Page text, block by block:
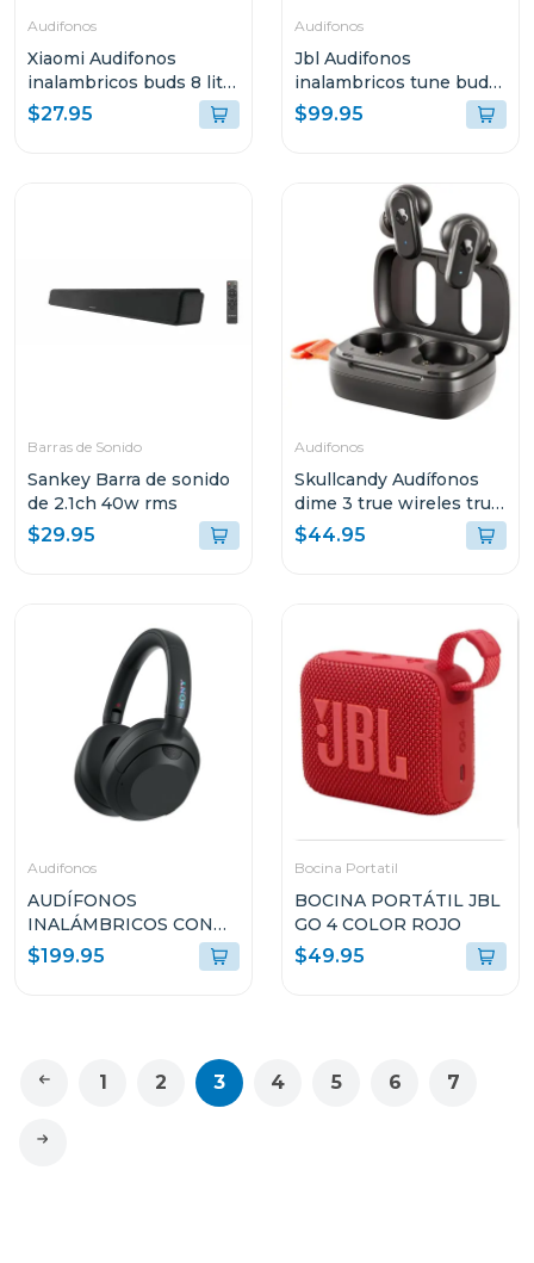
Audifonos
Xiaomi Audifonos
inalambricos buds 8 lite
negro 2539e1n
$27.95
Audifonos
Jbl Audifonos
inalambricos tune buds
2 bluetooth negro ghost
tbuds2
$99.95
Barras de Sonido
Sankey Barra de sonido
de 2.1ch 40w rms
$29.95
Audifonos
Skullcandy Audífonos
dime 3 true wireles true
black r740
$44.95
Audifonos
AUDÍFONOS
INALÁMBRICOS CON
CANCELACIÓN DE
RUIDO ULT WEAR
$199.95
Bocina Portatil
BOCINA PORTÁTIL JBL
GO 4 COLOR ROJO
$49.95
1 2 3 4 5 6 7